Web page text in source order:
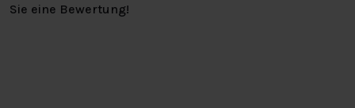
Sie eine Bewertung!